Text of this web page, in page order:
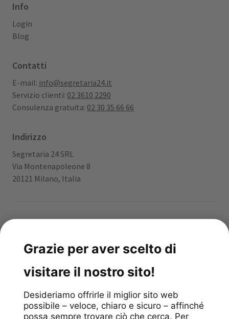
Info
Login
Blog
Contatti
E-mail: info@segretaria24.it
Servizio clienti: 02 3610 2290
Consulenza gratuita: 02 30 35 66 66
Indirizzo
Segretaria 24 SRL
Via Montenapoleone 8
20121 Milano, Italia